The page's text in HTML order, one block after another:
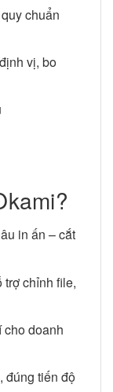
chuẩn
vị, bo
in ấn – cắt
trợ chỉnh file,
cho doanh
đúng tiến độ